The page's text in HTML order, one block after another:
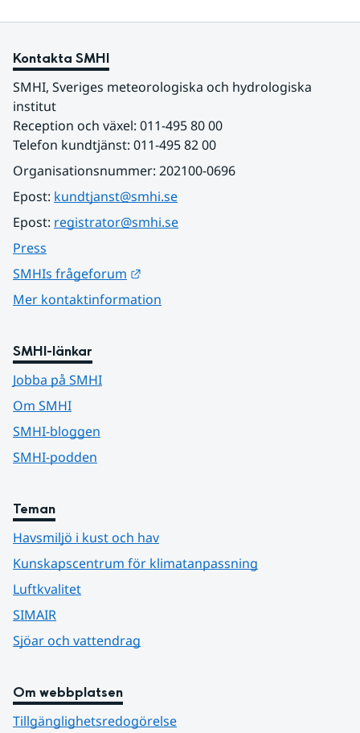
Kontakta SMHI
SMHI, Sveriges meteorologiska och hydrologiska
institut
Reception och växel: 011-495 80 00
Telefon kundtjänst: 011-495 82 00
Organisationsnummer: 202100-0696
Epost: kundtjanst@smhi.se
Epost: registrator@smhi.se
Press
SMHIs frågeforum
Mer kontaktinformation
SMHI-länkar
Jobba på SMHI
Om SMHI
SMHI-bloggen
SMHI-podden
Teman
Havsmiljö i kust och hav
Kunskapscentrum för klimatanpassning
Luftkvalitet
SIMAIR
Sjöar och vattendrag
Om webbplatsen
Tillgänglighetsredogörelse